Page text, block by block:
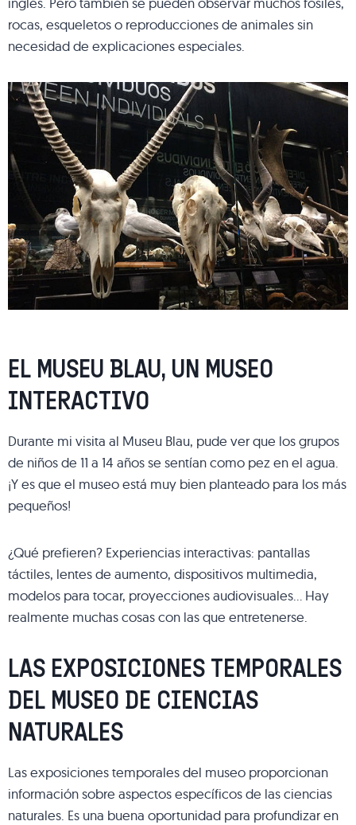
rocas, esqueletos o reproducciones de animales sin
necesidad de explicaciones especiales.
EL MUSEU BLAU, UN MUSEO
INTERACTIVO
Durante mi visita al Museu Blau, pude ver que los grupos
de niños de 11 a 14 años se sentían como pez en el agua.
¡Y es que el museo está muy bien planteado para los más
pequeños!
¿Qué prefieren? Experiencias interactivas: pantallas
táctiles, lentes de aumento, dispositivos multimedia,
modelos para tocar, proyecciones audiovisuales… Hay
realmente muchas cosas con las que entretenerse.
LAS EXPOSICIONES TEMPORALES
DEL MUSEO DE CIENCIAS
NATURALES
Las exposiciones temporales del museo proporcionan
información sobre aspectos específicos de las ciencias
naturales. Es una buena oportunidad para profundizar en